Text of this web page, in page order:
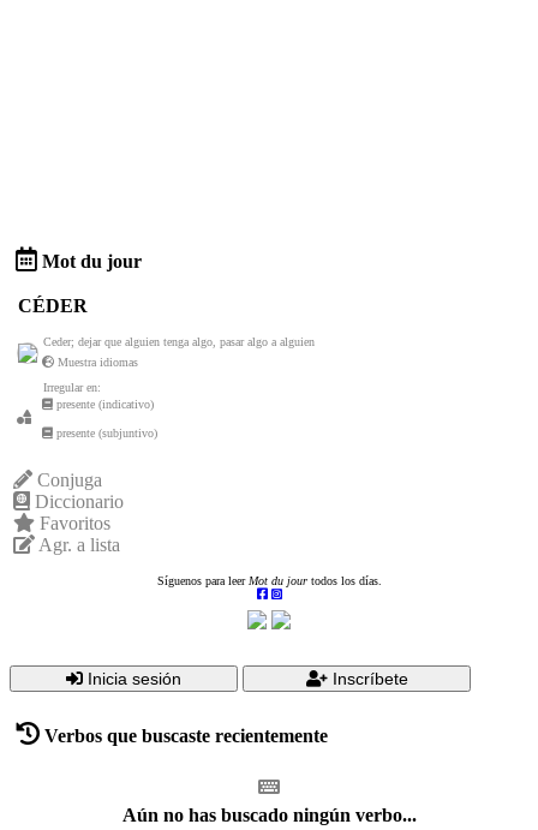
Mot du jour
CÉDER
Ceder; dejar que alguien tenga algo, pasar algo a alguien
Muestra idiomas
Irregular en:
presente (indicativo)
presente (subjuntivo)
Conjuga
Diccionario
Favoritos
Agr. a lista
Síguenos para leer Mot du jourtodos los días.
Inicia sesión Inscríbete
Verbos que buscaste recientemente
Aún no has buscado ningún verbo...